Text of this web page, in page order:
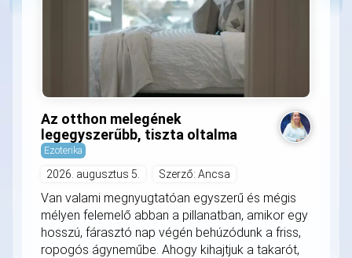
Az otthon melegének
legegyszerűbb, tiszta oltalma
Ezoterika
2026. augusztus 5. Szerző: Ancsa
Van valami megnyugtatóan egyszerű és mégis
mélyen felemelő abban a pillanatban, amikor egy
hosszú, fárasztó nap végén behúzódunk a friss,
ropogós ágyneműbe. Ahogy kihajtjuk a takarót,